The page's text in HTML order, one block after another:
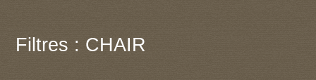
Filtres : CHAIR